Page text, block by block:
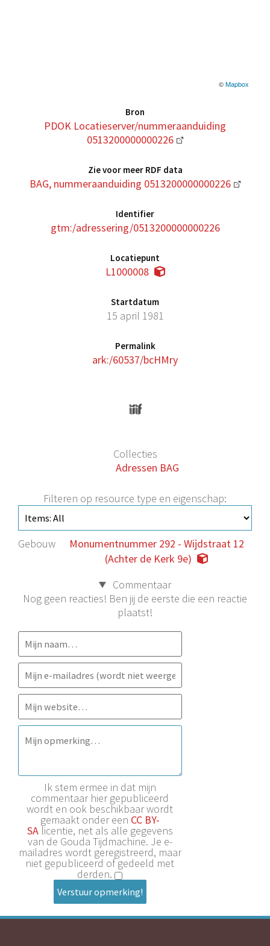
©Mapbox
Bron
PDOK Locatieserver/nummeraanduiding
0513200000000226
Zie voor meer RDF data
BAG, nummeraanduiding 0513200000000226
Identifier
gtm:/adressering/0513200000000226
Locatiepunt
L1000008
Startdatum
15 april 1981
Permalink
ark:/60537/bcHMry
Collecties
Adressen BAG
Filteren op resource type en eigenschap:
Gebouw
Monumentnummer 292 - Wijdstraat 12
(Achter de Kerk 9e)
Commentaar
Nog geen reacties! Ben jij de eerste die een reactie
plaatst!
Ik stem ermee in dat mijn
commentaar hier gepubliceerd
wordt en ook beschikbaar wordt
gemaakt onder een CC BY-
SAlicentie, net als alle gegevens
van de Gouda Tijdmachine. Je e-
mailadres wordt geregistreerd, maar
niet gepubliceerd of gedeeld met
derden.
Verstuur opmerking!